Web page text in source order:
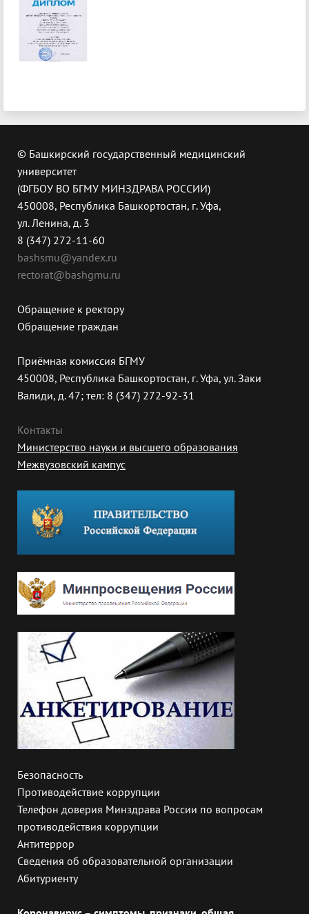
© Башкирский государственный медицинский
университет
(ФГБОУ ВО БГМУ МИНЗДРАВА РОССИИ)
450008, Республика Башкортостан, г. Уфа,
ул. Ленина, д. 3
8 (347) 272-11-60
bashsmu@yandex.ru
rectorat@bashgmu.ru
Обращение к ректору
Обращение граждан
Приёмная комиссия БГМУ
450008, Республика Башкортостан, г. Уфа, ул. Заки
Валиди, д. 47; тел: 8 (347) 272-92-31
Контакты
Министерство науки и высшего образования
Межвузовский кампус
Безопасность
Противодействие коррупции
Телефон доверия Минздрава России по вопросам
противодействия коррупции
Антитеррор
Сведения об образовательной организации
Абитуриенту